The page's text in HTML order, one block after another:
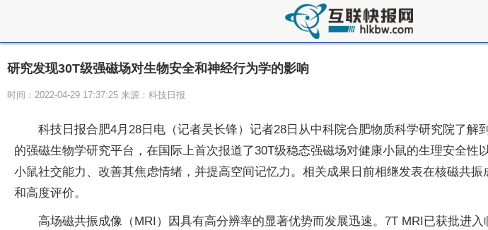
研究发现30T级强磁场对生物安全和神经行为学的影响
时间：2022-04-29 17:37:25 来源：科技日报
科技日报合肥4月28日电（记者吴长锋）记者28日从中科院合肥物质科学研究院了
的强磁生物学研究平台，在国际上首次报道了30T级稳态强磁场对健康小鼠的生理安全
小鼠社交能力、改善其焦虑情绪，并提高空间记忆力。相关成果日前相继发表在核磁共
和高度评价。
高场磁共振成像（MRI）因具有高分辨率的显著优势而发展迅速。7T MRI已获批进